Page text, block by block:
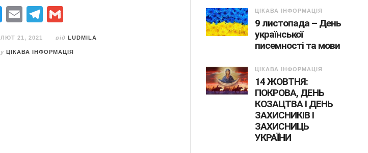
T
tt
E
ail
T
e
ail
ЛЮТ 21, 2021 від LUDMILA
у ЦІКАВА ІНФОРМАЦІЯ
ЦІКАВА ІНФОРМАЦІЯ
9 листопада – День
української
писемності та мови
ЦІКАВА ІНФОРМАЦІЯ
14 ЖОВТНЯ:
ПОКРОВА, ДЕНЬ
КОЗАЦТВА І ДЕНЬ
ЗАХИСНИКІВ І
ЗАХИСНИЦЬ
УКРАЇНИ